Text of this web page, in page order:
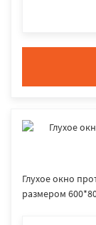
Глухое окно
размером